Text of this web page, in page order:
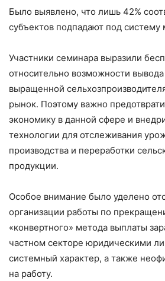
Было выявлено, что лишь 42%
субъектов подпадают под систему
Участники семинара выразили
относительно возможности
выращенной
рынок. Поэтому важно
экономику в данной сфере и
технологии для отслеживания
производства и переработки
продукции.
Особое внимание было уделено
организации работы по
«конвертного» метода выплаты
частном секторе юридическими
системный характер, а также
на работу.